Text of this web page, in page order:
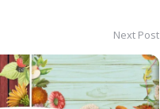
Next Post